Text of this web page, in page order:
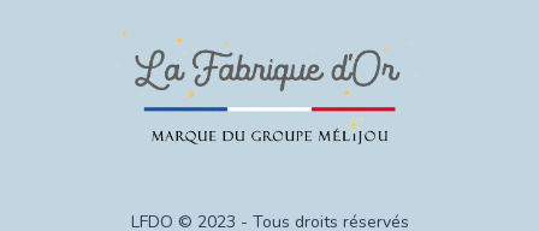
LFDO © 2023 - Tous droits réservés